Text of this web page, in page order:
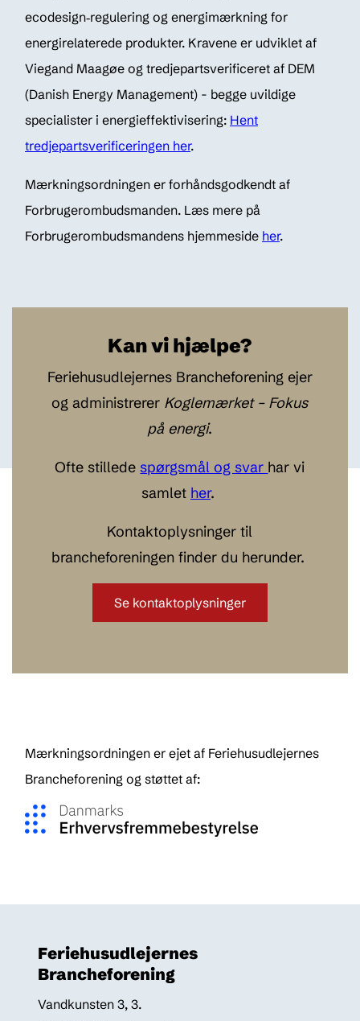
ecodesign‑regulering og energimærkning for
energirelaterede produkter. Kravene er udviklet af
Viegand Maagøe og tredjepartsverificeret af DEM
(Danish Energy Management) - begge uvildige
specialister i energieffektivisering: Hent
tredjepartsverificeringen her.
Mærkningsordningen er forhåndsgodkendt af
Forbrugerombudsmanden. Læs mere på
Forbrugerombudsmandens hjemmeside her.
Kan vi hjælpe?
Feriehusudlejernes Brancheforening ejer
og administrerer Koglemærket – Fokus
på energi.
Ofte stilledespørgsmål og svar har vi
samlet her.
Kontaktoplysninger til
brancheforeningen finder du herunder.
Se kontaktoplysninger
Mærkningsordningen er ejet af Feriehusudlejernes
Brancheforening og støttet af:
Feriehusudlejernes
Brancheforening
Vandkunsten 3, 3.